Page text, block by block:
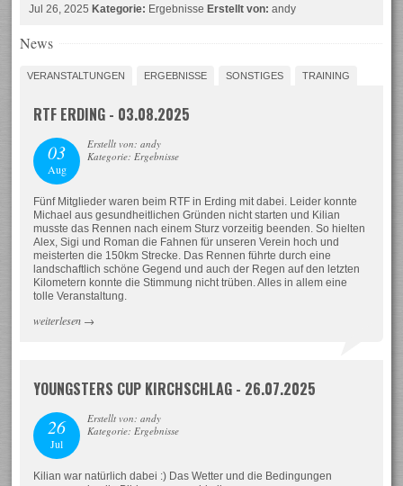
Jul 26, 2025Kategorie: ErgebnisseErstellt von: andy
News
VERANSTALTUNGEN ERGEBNISSE SONSTIGES TRAINING
RTF ERDING - 03.08.2025
03
Aug
Erstellt von: andy
Kategorie: Ergebnisse
Fünf Mitglieder waren beim RTF in Erding mit dabei. Leider konnte
Michael aus gesundheitlichen Gründen nicht starten und Kilian
musste das Rennen nach einem Sturz vorzeitig beenden. So hielten
Alex, Sigi und Roman die Fahnen für unseren Verein hoch und
meisterten die 150km Strecke. Das Rennen führte durch eine
landschaftlich schöne Gegend und auch der Regen auf den letzten
Kilometern konnte die Stimmung nicht trüben. Alles in allem eine
tolle Veranstaltung.
weiterlesen →
YOUNGSTERS CUP KIRCHSCHLAG - 26.07.2025
26
Jul
Erstellt von: andy
Kategorie: Ergebnisse
Kilian war natürlich dabei :) Das Wetter und die Bedingungen